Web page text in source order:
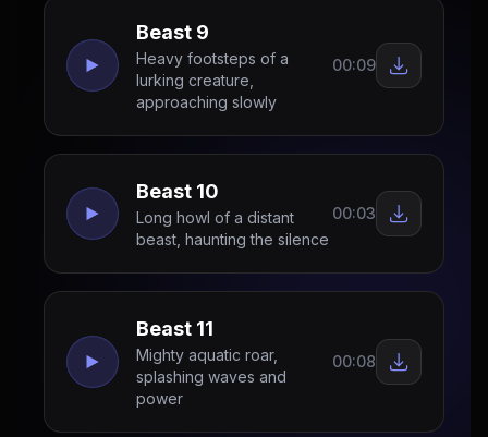
Beast 9
Heavy footsteps of a
lurking creature,
approaching slowly
00:09
Beast 10
Long howl of a distant
beast, haunting the silence
00:03
Beast 11
Mighty aquatic roar,
splashing waves and
power
00:08